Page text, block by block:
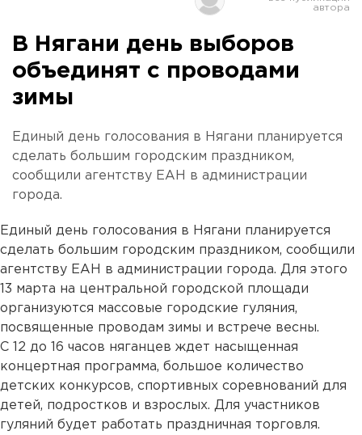
В Нягани день выборов
объединят с проводами
зимы
Единый день голосования в Нягани планируется
сделать большим городским праздником,
сообщили агентству ЕАН в администрации
города.
Единый день голосования в Нягани планируется
сделать большим городским праздником, сообщили
агентству ЕАН в администрации города. Для этого
13 марта на центральной городской площади
организуются массовые городские гуляния,
посвященные проводам зимы и встрече весны.
С 12 до 16 часов няганцев ждет насыщенная
концертная программа, большое количество
детских конкурсов, спортивных соревнований для
детей, подростков и взрослых. Для участников
гуляний будет работать праздничная торговля.